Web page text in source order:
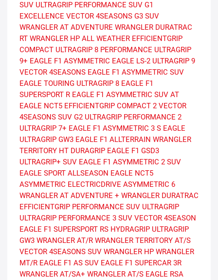
SUV ULTRAGRIP PERFORMANCE SUV G1
EXCELLENCE VECTOR 4SEASONS G3 SUV
WRANGLER AT ADVENTURE WRANGLER DURATRAC
RT WRANGLER HP ALL WEATHER EFFICIENTGRIP
COMPACT ULTRAGRIP 8 PERFORMANCE ULTRAGRIP
9+ EAGLE F1 ASYMMETRIC EAGLE LS-2 ULTRAGRIP 9
VECTOR 4SEASONS EAGLE F1 ASYMMETRIC SUV
EAGLE TOURING ULTRAGRIP 8 EAGLE F1
SUPERSPORT R EAGLE F1 ASYMMETRIC SUV AT
EAGLE NCT5 EFFICIENTGRIP COMPACT 2 VECTOR
4SEASONS SUV G2 ULTRAGRIP PERFORMANCE 2
ULTRAGRIP 7+ EAGLE F1 ASYMMETRIC 3 S EAGLE
ULTRAGRIP GW3 EAGLE F1 ALLTERRAIN WRANGLER
TERRITORY HT DURAGRIP EAGLE F1 GSD3
ULTRAGRIP+ SUV EAGLE F1 ASYMMETRIC 2 SUV
EAGLE SPORT ALLSEASON EAGLE NCT5
ASYMMETRIC ELECTRICDRIVE ASYMMETRIC 6
WRANGLER AT ADVENTURE + WRANGLER DURATRAC
EFFICIENTGRIP PERFORMANCE SUV ULTRAGRIP
ULTRAGRIP PERFORMANCE 3 SUV VECTOR 4SEASON
EAGLE F1 SUPERSPORT RS HYDRAGRIP ULTRAGRIP
GW3 WRANGLER AT/R WRANGLER TERRITORY AT/S
VECTOR 4SEASONS SUV WRANGLER HP WRANGLER
MT/R EAGLE F1 AS SUV EAGLE F1 SUPERCAR 3R
WRANGLER AT/SA+ WRANGLER AT/S EAGLE RSA